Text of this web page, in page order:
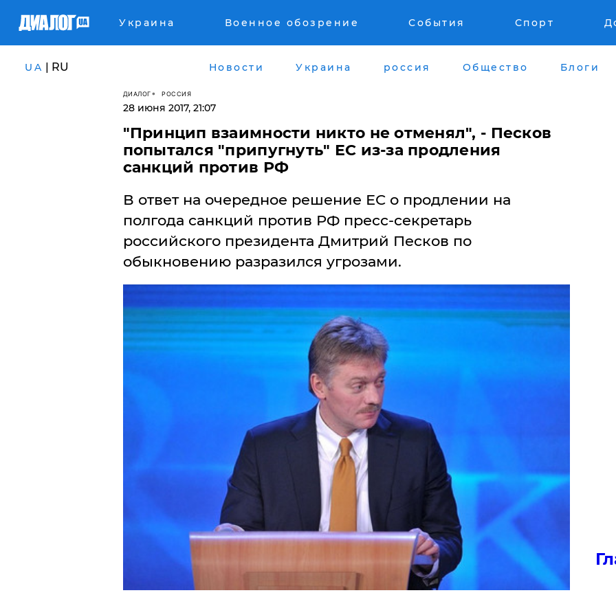
Украина Военное обозрение События Спорт
UA | RU Новости Украина россия Общество Блоги
ДИАЛОГ РОССИЯ
28 июня 2017, 21:07
​"Принцип взаимности никто не отменял", - Песков
попытался "припугнуть" ЕС из-за продления
санкций против РФ
В ответ на очередное решение ЕС о продлении на
полгода санкций против РФ пресс-секретарь
российского президента Дмитрий Песков по
обыкновению разразился угрозами.